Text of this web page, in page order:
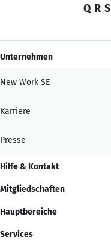
Q R S
Unternehmen
New Work SE
Karriere
Presse
Hilfe & Kontakt
Mitgliedschaften
Hauptbereiche
Services